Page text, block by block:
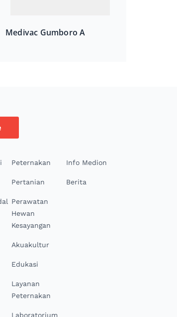
Medivac Gumboro A
Peternakan
Pertanian
Perawatan
Hewan
Kesayangan
Akuakultur
Edukasi
Layanan
Peternakan
Laboratorium
Info Medion
Berita